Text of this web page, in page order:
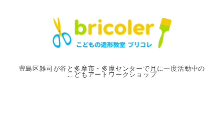
豊島区雑司が谷と多摩市・多摩センターで月に一度活動中の
こどもアートワークショップ